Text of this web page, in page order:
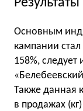
Результаты
Основным
кампании стал
158%, следует
Также данная
в продажах